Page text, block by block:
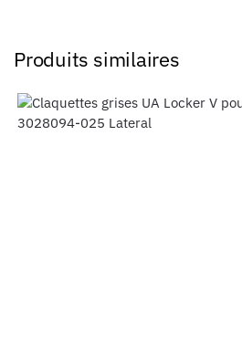
Produits similaires